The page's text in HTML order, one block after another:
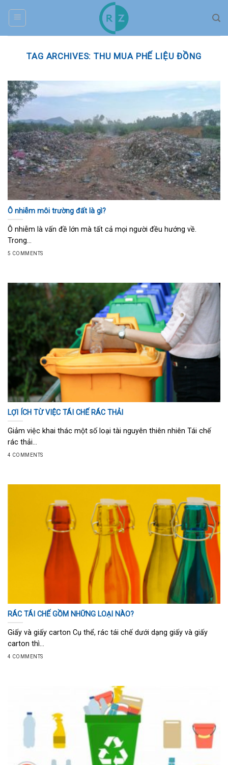
TAG ARCHIVES:THU MUA PHẾ LIỆU ĐỒNG
Ô nhiễm môi trường đất là gì?
Ô nhiễm là vấn đề lớn mà tất cả mọi người đều hướng về.
Trong...
5 COMMENTS
LỢI ÍCH TỪ VIỆC TÁI CHẾ RÁC THẢI
Giảm việc khai thác một số loại tài nguyên thiên nhiên Tái chế
rác thải...
4 COMMENTS
RÁC TÁI CHẾ GỒM NHỮNG LOẠI NÀO?
Giấy và giấy carton Cụ thể, rác tái chế dưới dạng giấy và giấy
carton thì...
4 COMMENTS